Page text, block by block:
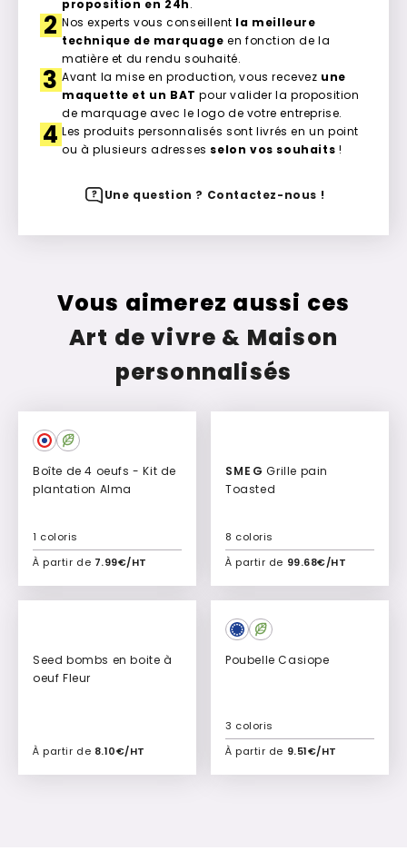
proposition en 24h.
2 Nos experts vous conseillent la meilleure
technique de marquage en fonction de la
matière et du rendu souhaité.
3 Avant la mise en production, vous recevez une
maquette et un BAT pour valider la proposition
de marquage avec le logo de votre entreprise.
4 Les produits personnalisés sont livrés en un point
ou à plusieurs adresses selon vos souhaits !
Une question ? Contactez-nous !
Vous aimerez aussi ces
Art de vivre & Maison
personnalisés
Boîte de 4 oeufs - Kit de
plantation Alma
À partir de 7.99€/HT
1 coloris
Ajouter à mon devis
SMEG Grille pain
Toasted
À partir de 99.68€/HT
8 coloris
Ajouter à mon devis
Seed bombs en boite à
oeuf Fleur
À partir de 8.10€/HT
Ajouter à mon devis
Poubelle Casiope
À partir de 9.51€/HT
3 coloris
Ajouter à mon devis